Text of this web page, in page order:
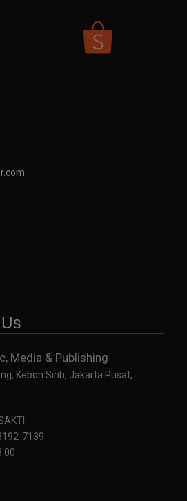
Media & Publishing
Kebon Sirih, Jakarta Pusat,
7139